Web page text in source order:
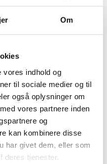
Om
vores indhold og
til sociale medier og til
også oplysninger om
vores partnere inden
og
kan kombinere disse
har givet dem, eller som
deres tjenester.